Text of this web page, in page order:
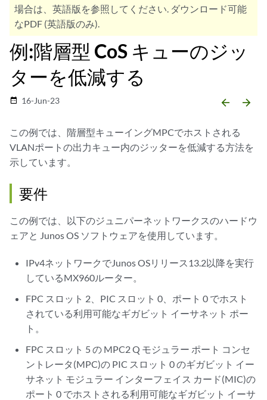
場合は、英語版を参照してください. ダウンロード可能
なPDF (英語版のみ).
例:階層型 CoS キューのジッ
ターを低減する
date_range 16-Jun-23 arrow_backward arrow_forward
この例では、階層型キューイングMPCでホストされる
VLANポートの出力キュー内のジッターを低減する方法を
示しています。
要件
この例では、以下のジュニパーネットワークスのハードウ
ェアと Junos OS ソフトウェアを使用しています。
IPv4ネットワークでJunos OSリリース13.2以降を実行
しているMX960ルーター。
FPC スロット 2、PIC スロット 0、ポート 0 でホスト
されている利用可能なギガビット イーサネット ポー
ト。
FPC スロット 5 の MPC2 Q モジュラー ポート コンセ
ントレータ(MPC)の PIC スロット 0 のギガビット イー
サネット モジュラー インターフェイス カード(MIC)の
ポート 0 でホストされる利用可能なギガビット イーサ